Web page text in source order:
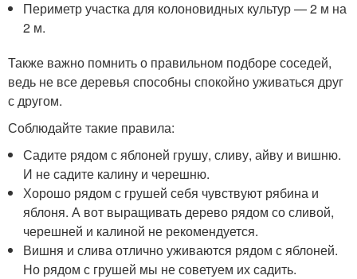
Периметр участка для колоновидных культур — 2 м на
2 м.
Также важно помнить о правильном подборе соседей,
ведь не все деревья способны спокойно уживаться друг
с другом.
Соблюдайте такие правила:
Садите рядом с яблоней грушу, сливу, айву и вишню.
И не садите калину и черешню.
Хорошо рядом с грушей себя чувствуют рябина и
яблоня. А вот выращивать дерево рядом со сливой,
черешней и калиной не рекомендуется.
Вишня и слива отлично уживаются рядом с яблоней.
Но рядом с грушей мы не советуем их садить.